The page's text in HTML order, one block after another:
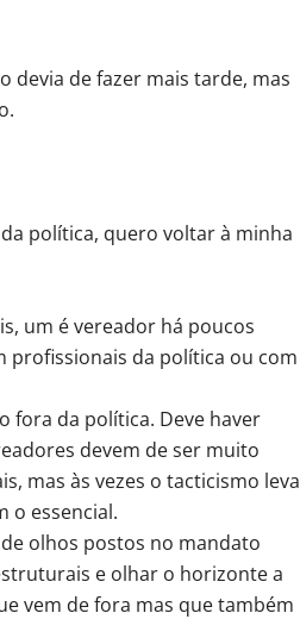
devia de fazer mais tarde, mas
política, quero voltar à minha
um é vereador há poucos
profissionais da política ou com
fora da política. Deve haver
devem de ser muito
mas às vezes o tacticismo leva
o essencial.
olhos postos no mandato
e olhar o horizonte a
vem de fora mas que também